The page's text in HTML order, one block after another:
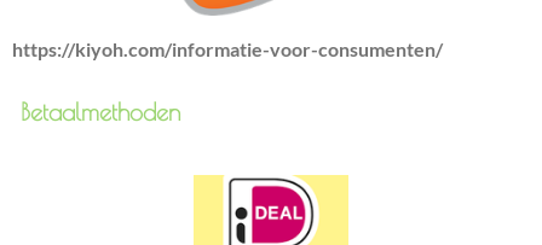
https://kiyoh.com/informatie-voor-consumenten/
Betaalmethoden